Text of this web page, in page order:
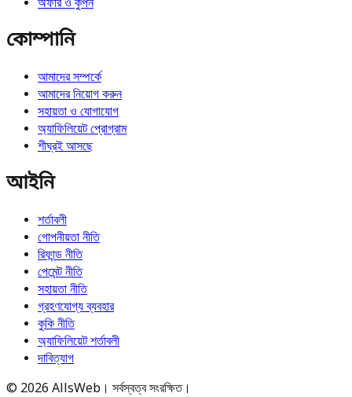
অফার ও কুপন
কোম্পানি
আমাদের সম্পর্কে
আমাদের নিয়োগ করুন
সহায়তা ও যোগাযোগ
অ্যাফিলিয়েট প্রোগ্রাম
শীঘ্রই আসছে
আইনি
শর্তাবলী
গোপনীয়তা নীতি
রিফান্ড নীতি
পেমেন্ট নীতি
সহায়তা নীতি
গ্রহণযোগ্য ব্যবহার
কুকি নীতি
অ্যাফিলিয়েট শর্তাবলী
দাবিত্যাগ
© 2026 AllsWeb। সর্বস্বত্ব সংরক্ষিত।